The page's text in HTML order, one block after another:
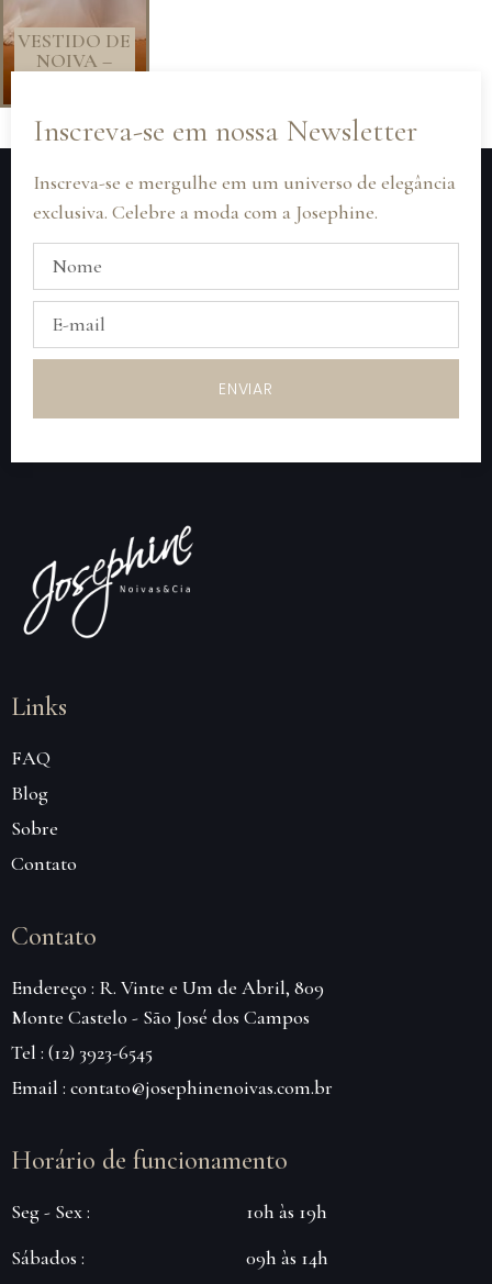
VESTIDO DE
NOIVA –
Inscreva-se em nossa Newsletter
Inscreva-se e mergulhe em um universo de elegância
exclusiva. Celebre a moda com a Josephine.
ENVIAR
Links
FAQ
Blog
Sobre
Contato
Contato
Endereço : R. Vinte e Um de Abril, 809
Monte Castelo - São José dos Campos
Tel : (12) 3923-6545
Email : contato@josephinenoivas.com.br
Horário de funcionamento
Seg - Sex :
Sábados :
10h às 19h
09h às 14h